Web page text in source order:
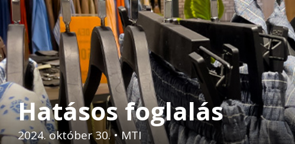
Hatásos foglalás
2024. október 30.•MTI